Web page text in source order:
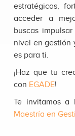
estratégicas,
acceder a
buscas
nivel en gestión
es para ti.
¡Haz que tu
con EGADE!
Te invitamos a
Maestría en